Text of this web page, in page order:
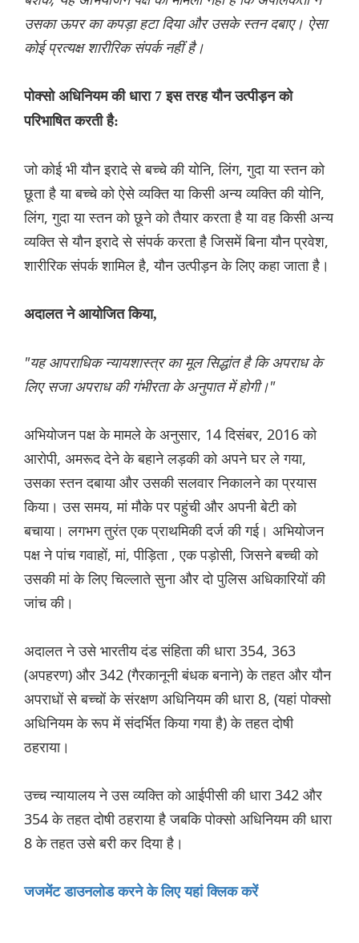
उसका ऊपर का कपड़ा हटा दिया और उसके स्तन दबाए। ऐसा
कोई प्रत्यक्ष शारीरिक संपर्क नहीं है।
पोक्सो अधिनियम की धारा 7 इस तरह यौन उत्पीड़न को
परिभाषित करती है:
जो कोई भी यौन इरादे से बच्चे की योनि, लिंग, गुदा या स्तन को
छूता है या बच्चे को ऐसे व्यक्ति या किसी अन्य व्यक्ति की योनि,
लिंग, गुदा या स्तन को छूने को तैयार करता है या वह किसी अन्य
व्यक्ति से यौन इरादे से संपर्क करता है जिसमें बिना यौन प्रवेश,
शारीरिक संपर्क शामिल है, यौन उत्पीड़न के लिए कहा जाता है।
अदालत ने आयोजित किया,
"यह आपराधिक न्यायशास्त्र का मूल सिद्धांत है कि अपराध के
लिए सजा अपराध की गंभीरता के अनुपात में होगी।"
अभियोजन पक्ष के मामले के अनुसार, 14 दिसंबर, 2016 को
आरोपी, अमरूद देने के बहाने लड़की को अपने घर ले गया,
उसका स्तन दबाया और उसकी सलवार निकालने का प्रयास
किया। उस समय, मां मौके पर पहुंची और अपनी बेटी को
बचाया। लगभग तुरंत एक प्राथमिकी दर्ज की गई। अभियोजन
पक्ष ने पांच गवाहों, मां, पीड़िता , एक पड़ोसी, जिसने बच्ची को
उसकी मां के लिए चिल्लाते सुना और दो पुलिस अधिकारियों की
जांच की।
अदालत ने उसे भारतीय दंड संहिता की धारा 354, 363
(अपहरण) और 342 (गैरकानूनी बंधक बनाने) के तहत और यौन
अपराधों से बच्चों के संरक्षण अधिनियम की धारा 8, (यहां पोक्सो
अधिनियम के रूप में संदर्भित किया गया है) के तहत दोषी
ठहराया।
उच्च न्यायालय ने उस व्यक्ति को आईपीसी की धारा 342 और
354 के तहत दोषी ठहराया है जबकि पोक्सो अधिनियम की धारा
8 के तहत उसे बरी कर दिया है।
जजमेंट डाउनलोड करने के लिए यहां क्लिक करें